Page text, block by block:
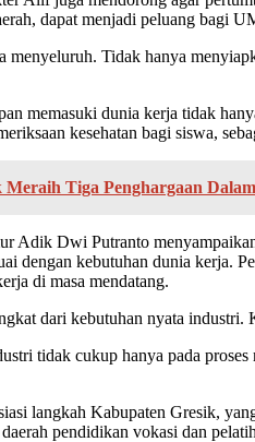
dapat menjadi peluang bagi
menyeluruh. Tidak hanya
memasuki dunia kerja tidak
kesehatan bagi siswa,
Tiga Penghargaan
Adik Dwi Putranto
dengan kebutuhan dunia kerja.
di masa mendatang.
dari kebutuhan nyata
tidak cukup hanya pada
langkah Kabupaten Gresik,
pendidikan vokasi dan